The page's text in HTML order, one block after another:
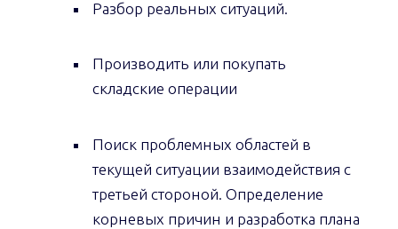
Разбор реальных ситуаций.
Производить или покупать
складские операции
Поиск проблемных областей в
текущей ситуации взаимодействия с
третьей стороной. Определение
корневых причин и разработка плана